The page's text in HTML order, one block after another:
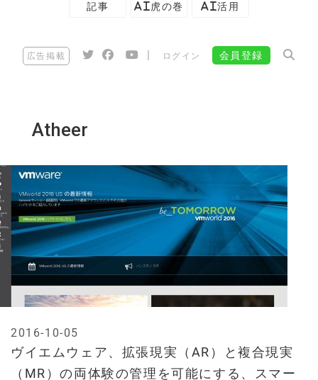
記事 AI虎の巻 AI活用
広告掲載 ログイン 会員登録
Atheer
ヴイエムウェア、拡張現実（AR）と複合現実
（MR）の両体験の管理を可能にする、スマー
2016-10-05